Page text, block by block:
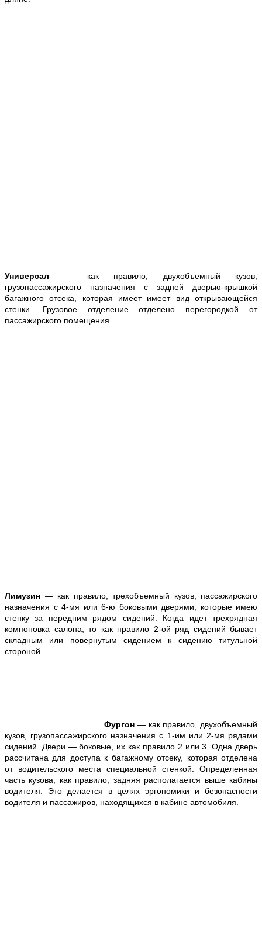
Универсал— как правило, двухобъемный кузов,
грузопассажирского назначения с задней дверью-крышкой
багажного отсека, которая имеет имеет вид открывающейся
стенки. Грузовое отделение отделено перегородкой от
пассажирского помещения.
Лимузин — как правило, трехобъемный кузов, пассажирского
назначения с 4-мя или 6-ю боковыми дверями, которые имею
стенку за передним рядом сидений. Когда идет трехрядная
компоновка салона, то как правило 2-ой ряд сидений бывает
складным или повернутым сидением к сидению титульной
стороной.
Фургон — как правило, двухобъемный
кузов, грузопассажирского назначения с 1-им или 2-мя рядами
сидений. Двери — боковые, их как правило 2 или 3. Одна дверь
рассчитана для доступа к багажному отсеку, которая отделена
от водительского места специальной стенкой. Определенная
часть кузова, как правило, задняя располагается выше кабины
водителя. Это делается в целях эргономики и безопасности
водителя и пассажиров, находящихся в кабине автомобиля.